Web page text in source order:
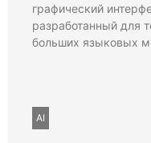
графический
разработанный для
больших языковых
AI